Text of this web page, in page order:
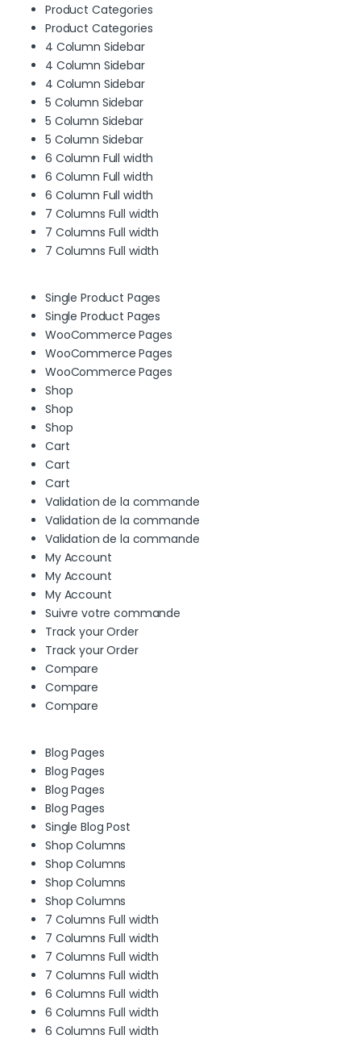
Product Categories
Product Categories
4 Column Sidebar
4 Column Sidebar
4 Column Sidebar
5 Column Sidebar
5 Column Sidebar
5 Column Sidebar
6 Column Full width
6 Column Full width
6 Column Full width
7 Columns Full width
7 Columns Full width
7 Columns Full width
Single Product Pages
Single Product Pages
WooCommerce Pages
WooCommerce Pages
WooCommerce Pages
Shop
Shop
Shop
Cart
Cart
Cart
Validation de la commande
Validation de la commande
Validation de la commande
My Account
My Account
My Account
Suivre votre commande
Track your Order
Track your Order
Compare
Compare
Compare
Blog Pages
Blog Pages
Blog Pages
Blog Pages
Single Blog Post
Shop Columns
Shop Columns
Shop Columns
Shop Columns
7 Columns Full width
7 Columns Full width
7 Columns Full width
7 Columns Full width
6 Columns Full width
6 Columns Full width
6 Columns Full width